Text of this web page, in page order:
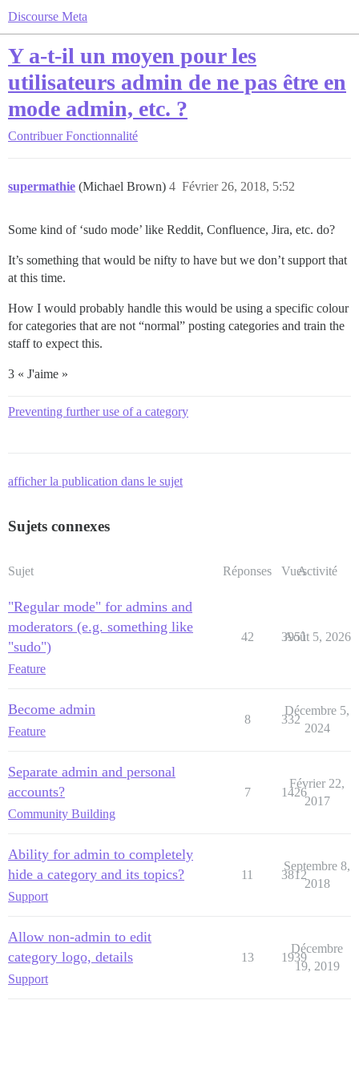
Discourse Meta
Y a-t-il un moyen pour les
utilisateurs admin de ne pas être en
mode admin, etc. ?
Contribuer Fonctionnalité
supermathie (Michael Brown) Février 26, 2018, 5:52
4
Some kind of ‘sudo mode’ like Reddit, Confluence, Jira, etc. do?
It’s something that would be nifty to have but we don’t support that
at this time.
How I would probably handle this would be using a specific colour
for categories that are not “normal” posting categories and train the
staff to expect this.
3 « J'aime »
Preventing further use of a category
afficher la publication dans le sujet
Sujets connexes
Sujet Réponses VuesActivité
"Regular mode" for admins and
moderators (e.g. something like
"sudo")
Feature
42 3951
Août 5, 2026
Become admin
Feature
8 332
Décembre 5,
2024
Separate admin and personal
accounts?
Community Building
7 1426
Février 22,
2017
Ability for admin to completely
hide a category and its topics?
Support
11 3812
Septembre 8,
2018
Allow non-admin to edit
category logo, details
Support
13 1939
Décembre
19, 2019